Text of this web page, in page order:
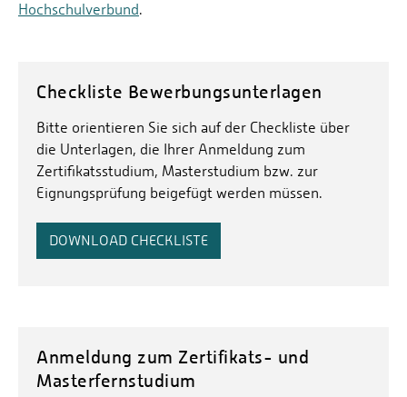
Hochschulverbund.
Checkliste Bewerbungsunterlagen
Bitte orientieren Sie sich auf der Checkliste über
die Unterlagen, die Ihrer Anmeldung zum
Zertifikatsstudium, Masterstudium bzw. zur
Eignungsprüfung beigefügt werden müssen.
DOWNLOAD CHECKLISTE
Anmeldung zum Zertifikats- und
Masterfernstudium